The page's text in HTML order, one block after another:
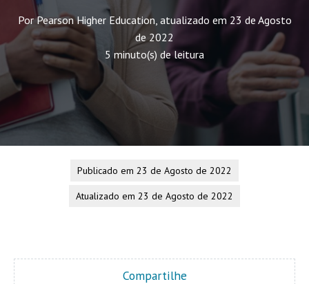
Por Pearson Higher Education, atualizado em 23 de Agosto
de 2022
5 minuto(s) de leitura
Publicado em 23 de Agosto de 2022
Atualizado em 23 de Agosto de 2022
Compartilhe